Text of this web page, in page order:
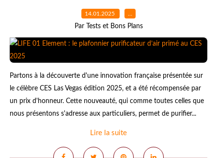
14.01.2025 …
Par Tests et Bons Plans
Partons à la découverte d'une innovation française présentée sur
le célèbre CES Las Vegas édition 2025, et a été récompensée par
un prix d'honneur. Cette nouveauté, qui comme toutes celles que
nous présentons s'adresse aux particuliers, permet de purifier...
Lire la suite